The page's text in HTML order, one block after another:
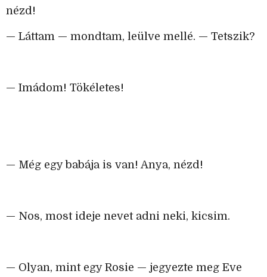
nézd!
— Láttam — mondtam, leülve mellé. — Tetszik?
— Imádom! Tökéletes!
— Még egy babája is van! Anya, nézd!
— Nos, most ideje nevet adni neki, kicsim.
— Olyan, mint egy Rosie — jegyezte meg Eve